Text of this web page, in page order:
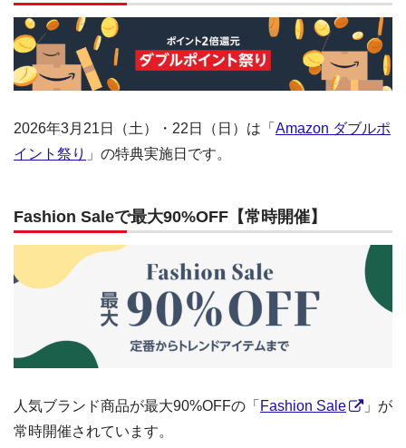
2026年3月21日（土）・22日（日）は「 Amazon ダブルポ
イント祭り 」の特典実施日です。
Fashion Saleで最大90%OFF【常時開催】
人気ブランド商品が最大90%OFFの「 Fashion Sale
」が
常時開催されています。